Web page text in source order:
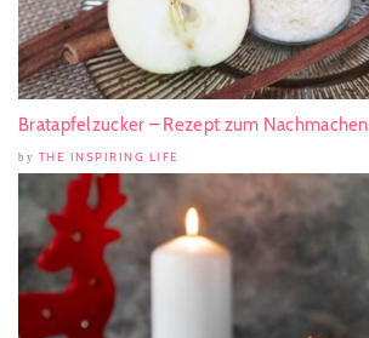
Bratapfelzucker – Rezept zum Nachmachen
by THE INSPIRING LIFE